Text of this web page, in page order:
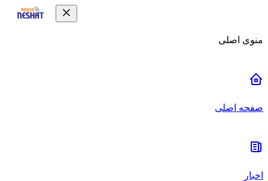
منوی اصلی
صفحه اصلی
اخبار